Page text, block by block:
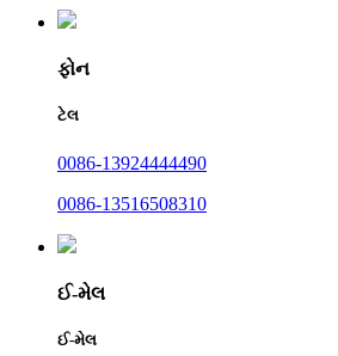
ફોન
ટેલ
0086-13924444490
0086-13516508310
ઈ-મેલ
ઈ-મેલ